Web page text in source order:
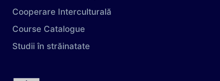
Cooperare Interculturală
Course Catalogue
Studii în străinatate